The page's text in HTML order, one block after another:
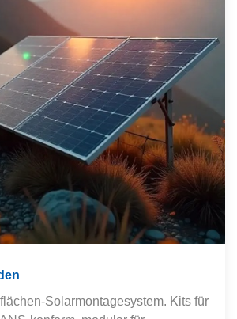
Solarmontagesystem. Kits für